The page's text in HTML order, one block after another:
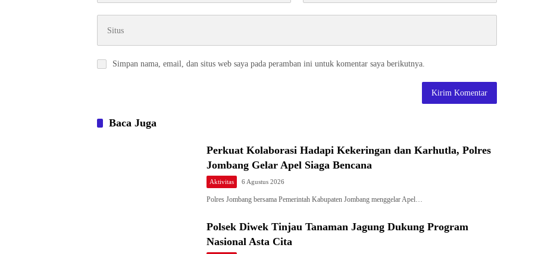
Simpan nama, email, dan situs web saya pada peramban ini untuk komentar saya berikutnya.
Baca Juga
Perkuat Kolaborasi Hadapi Kekeringan dan Karhutla, Polres
Jombang Gelar Apel Siaga Bencana
Aktivitas 6 Agustus 2026
Polres Jombang bersama Pemerintah Kabupaten Jombang menggelar Apel…
Polsek Diwek Tinjau Tanaman Jagung Dukung Program
Nasional Asta Cita